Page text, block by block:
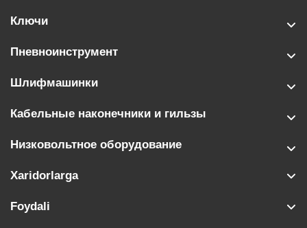
Ключи
Пневноинструмент
Шлифмашинки
Кабельные наконечники и гильзы
Низковольтное оборудование
Xaridorlarga
Foydali